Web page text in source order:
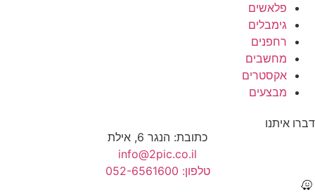
פלאשים
גימבלים
רחפנים
מחשבים
אקסטרים
מבצעים
דברו איתנו
כתובת: הנגר 6, אילת
info@2pic.co.il
טלפון: 052-6561600